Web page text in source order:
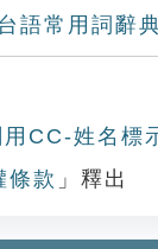
語常用詞辭
用CC-姓名標
條款 」釋出